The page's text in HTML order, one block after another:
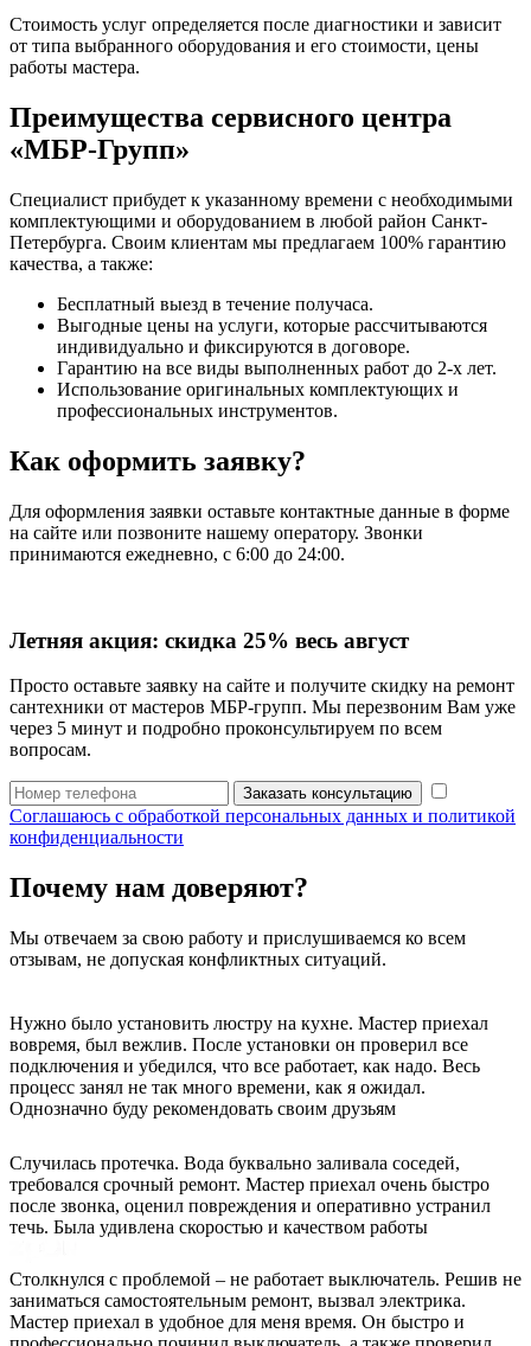
Стоимость услуг определяется после диагностики и зависит
от типа выбранного оборудования и его стоимости, цены
работы мастера.
Преимущества сервисного центра
«МБР-Групп»
Специалист прибудет к указанному времени с необходимыми
комплектующими и оборудованием в любой район Санкт-
Петербурга. Своим клиентам мы предлагаем 100% гарантию
качества, а также:
Бесплатный выезд в течение получаса.
Выгодные цены на услуги, которые рассчитываются
индивидуально и фиксируются в договоре.
Гарантию на все виды выполненных работ до 2-х лет.
Использование оригинальных комплектующих и
профессиональных инструментов.
Как оформить заявку?
Для оформления заявки оставьте контактные данные в форме
на сайте или позвоните нашему оператору. Звонки
принимаются ежедневно, с 6:00 до 24:00.
Летняя акция: скидка 25% весь август
Просто оставьте заявку на сайте и получите скидку на ремонт
сантехники от мастеров МБР-групп. Мы перезвоним Вам уже
через 5 минут и подробно проконсультируем по всем
вопросам.
Заказать консультацию
Соглашаюсь с обработкой персональных данных и политикой
конфиденциальности
Почему нам доверяют?
Мы отвечаем за свою работу и прислушиваемся ко всем
отзывам, не допуская конфликтных ситуаций.
Нужно было установить люстру на кухне. Мастер приехал
вовремя, был вежлив. После установки он проверил все
подключения и убедился, что все работает, как надо. Весь
процесс занял не так много времени, как я ожидал.
Однозначно буду рекомендовать своим друзьям
Случилась протечка. Вода буквально заливала соседей,
требовался срочный ремонт. Мастер приехал очень быстро
после звонка, оценил повреждения и оперативно устранил
течь. Была удивлена скоростью и качеством работы
Столкнулся с проблемой – не работает выключатель. Решив не
заниматься самостоятельным ремонт, вызвал электрика.
Мастер приехал в удобное для меня время. Он быстро и